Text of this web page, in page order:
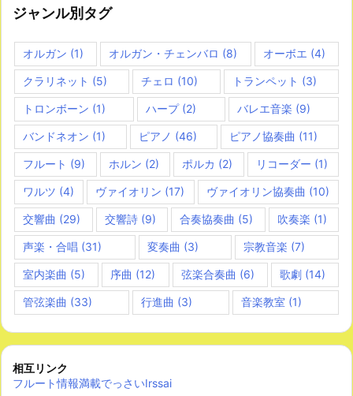
ジャンル別タグ
オルガン (1) オルガン・チェンバロ (8) オーボエ (4)
クラリネット (5) チェロ (10) トランペット (3)
トロンボーン (1) ハープ(2) バレエ音楽 (9)
バンドネオン (1) ピアノ (46) ピアノ協奏曲 (11)
フルート (9) ホルン (2) ポルカ (2) リコーダー (1)
ワルツ (4) ヴァイオリン (17) ヴァイオリン協奏曲 (10)
交響曲 (29) 交響詩(9) 合奏協奏曲 (5) 吹奏楽 (1)
声楽・合唱 (31) 変奏曲 (3) 宗教音楽 (7)
室内楽曲 (5) 序曲 (12) 弦楽合奏曲 (6) 歌劇(14)
管弦楽曲 (33) 行進曲 (3) 音楽教室 (1)
相互リンク
フルート情報満載でっさいIrssai